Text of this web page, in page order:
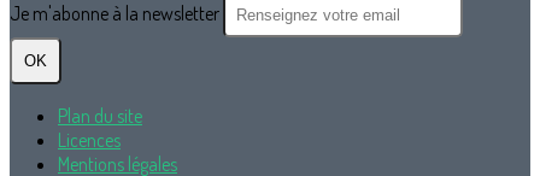
Je m'abonne à la newsletter
OK
Plan du site
Licences
Mentions légales